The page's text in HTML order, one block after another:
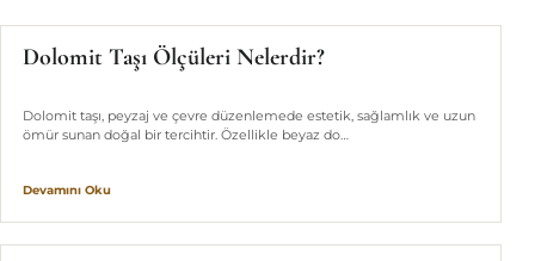
Dolomit Taşı Ölçüleri Nelerdir?
Dolomit taşı, peyzaj ve çevre düzenlemede estetik, sağlamlık ve uzun
ömür sunan doğal bir tercihtir. Özellikle beyaz do…
Devamını Oku